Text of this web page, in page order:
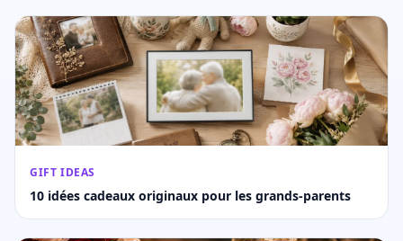
GIFT IDEAS
10 idées cadeaux originaux pour les grands-parents